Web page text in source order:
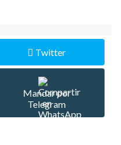
Twitter
Mandar por
Telegram